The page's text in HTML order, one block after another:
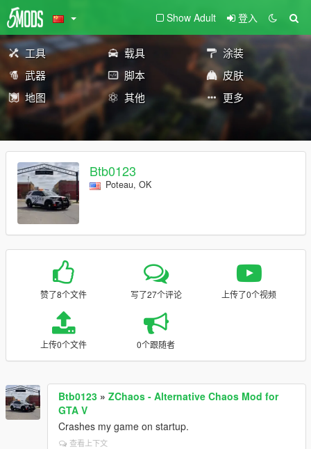
Show Adult 登入
工具 载具
涂装
武器
脚本
皮肤
地图
其他 更多
Btb0123
Poteau, OK
赞了8个文件 写了27个评论 上传了0个视频
上传0个文件 0个跟随者
Btb0123 » ZChaos - Alternative Chaos Mod for
GTA V
Crashes my game on startup.
查看上下文